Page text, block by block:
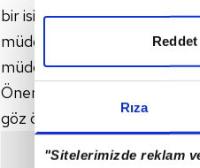
Rıza
"Sitelerimizde reklam
Reddet
bir isim. Bazen
müddetçe, kazanmaya
müddetçe oynar. Vagner mi
Önemli olan verim
göz önünde tutarsak Larin